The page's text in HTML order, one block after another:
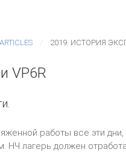
ARTICLES 2019. ИСТОРИЯ
VP6R
работы все эти
НЧ лагерь должен